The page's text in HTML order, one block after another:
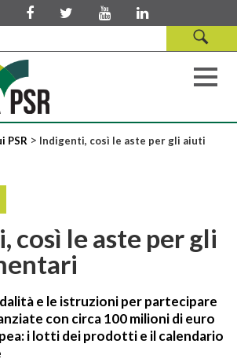
PSR > Indigenti, così le aste per gli aiuti
così le aste per gli
e le istruzioni per partecipare
con circa 100 milioni di euro
i lotti dei prodotti e il calendario